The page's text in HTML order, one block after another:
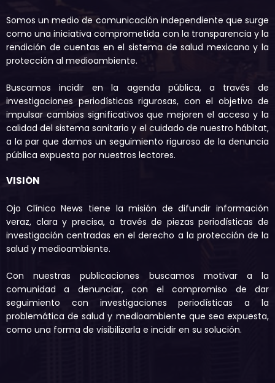
Somos un medio de comunicación independiente que surge
como una iniciativa comprometida con la transparencia y la
rendición de cuentas en el sistema de salud mexicano y la
protección al medioambiente.
Buscamos incidir en la agenda pública, a través de
investigaciones periodísticas rigurosas, con el objetivo de
impulsar cambios significativos que mejoren el acceso y la
calidad del sistema sanitario y el cuidado de nuestro hábitat,
a la par que damos un seguimiento riguroso de la denuncia
pública expuesta por nuestros lectores.
VISIÓN
Ojo Clínico News tiene la misión de difundir información
veraz, clara y precisa, a través de piezas periodísticas de
investigación centradas en el derecho a la protección de la
salud y medioambiente.
Con nuestras publicaciones buscamos motivar a la
comunidad a denunciar, con el compromiso de dar
seguimiento con investigaciones periodísticas a la
problemática de salud y medioambiente que sea expuesta,
como una forma de visibilizarla e incidir en su solución.